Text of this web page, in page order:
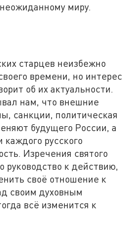
миру.
старцев неизбежно
времени, но интерес
об их актуальности.
нам, что внешние
санкции, политическая
будущего России, а
каждого русского
Изречения святого
руководство к действию,
своё отношение к
своим духовным
всё изменится к